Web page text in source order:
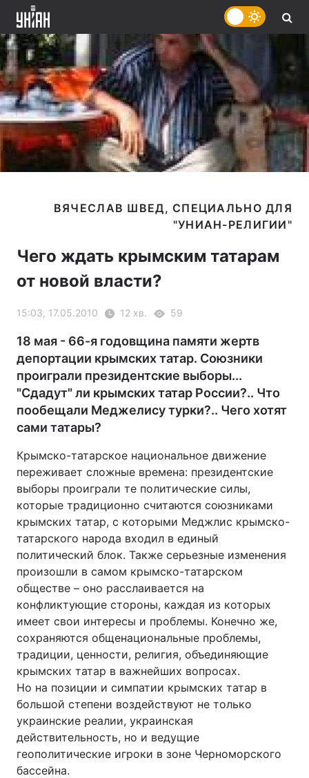
Головна Війна
Україна Політика
Економіка Світ
Спорт
ВЯЧЕСЛАВ ШВЕД, СПЕЦИАЛЬНО ДЛЯ
Чего ждать крымским татарам
от новой власти?
15:03, 17.05.2010 12 хв. 59
18 мая - 66-я годовщина памяти жертв
депортации крымских татар. Союзники
проиграли президентские выборы...
"Сдадут" ли крымских татар России?.. Что
пообещали Меджелису турки?.. Чего хотят
сами татары?
Крымско-татарское национальное движение
переживает сложные времена: президентские
выборы проиграли те политические силы,
которые традиционно считаются союзниками
крымских татар, с которыми Меджлис крымско-
татарского народа входил в единый
политический блок. Также серьезные изменения
произошли в самом крымско-татарском
обществе – оно расслаивается на
конфликтующие стороны, каждая из которых
имеет свои интересы и проблемы. Конечно же,
сохраняются общенациональные проблемы,
традиции, ценности, религия, объединяющие
крымских татар в важнейших вопросах.
Но на позиции и симпатии крымских татар в
большой степени воздействуют не только
украинские реалии, украинская
действительность, но и ведущие
геополитические игроки в зоне Черноморского
бассейна.